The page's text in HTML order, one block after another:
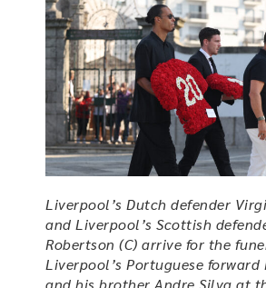
Liverpool’s Dutch defender
and Liverpool’s Scottish
Robertson (C) arrive for the
Liverpool’s Portuguese forward